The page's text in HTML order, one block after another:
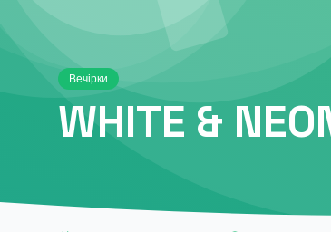
Вечірки
WHITE &